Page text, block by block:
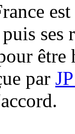
ses
être
par